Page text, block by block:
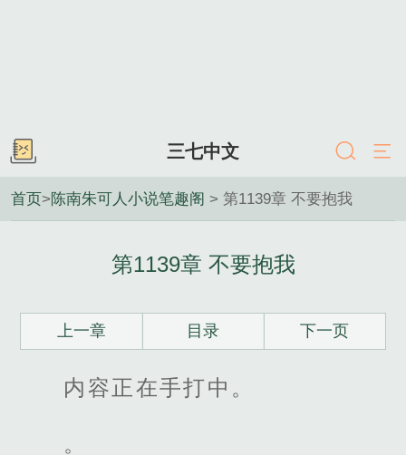
三七中文
首页>陈南朱可人小说笔趣阁 > 第1139章 不要抱我
第1139章 不要抱我
上一章 目录 下一页
内容正在手打中。
。